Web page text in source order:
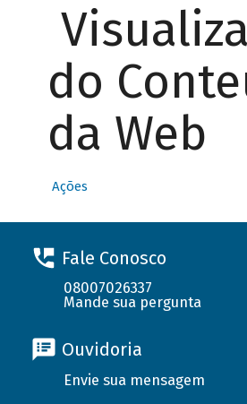
do
da Web
Ações
Fale Conosco
08007026337
Mande sua pergunta
Ouvidoria
Envie sua mensagem